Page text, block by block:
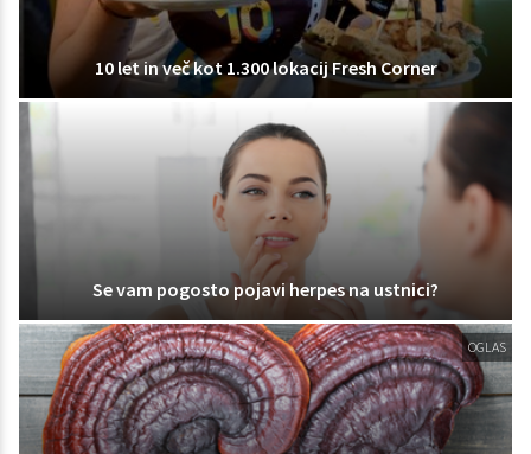
10 let in več kot 1.300 lokacij Fresh Corner
Se vam pogosto pojavi herpes na ustnici?
OGLAS